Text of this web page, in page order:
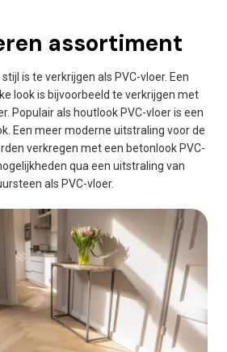
assortiment
is te verkrijgen als PVC-vloer. Een
look is bijvoorbeeld te verkrijgen met
Populair als houtlook PVC-vloer is een
Een meer moderne uitstraling voor de
verkregen met een betonlook PVC-
qua een uitstraling van
als PVC-vloer.